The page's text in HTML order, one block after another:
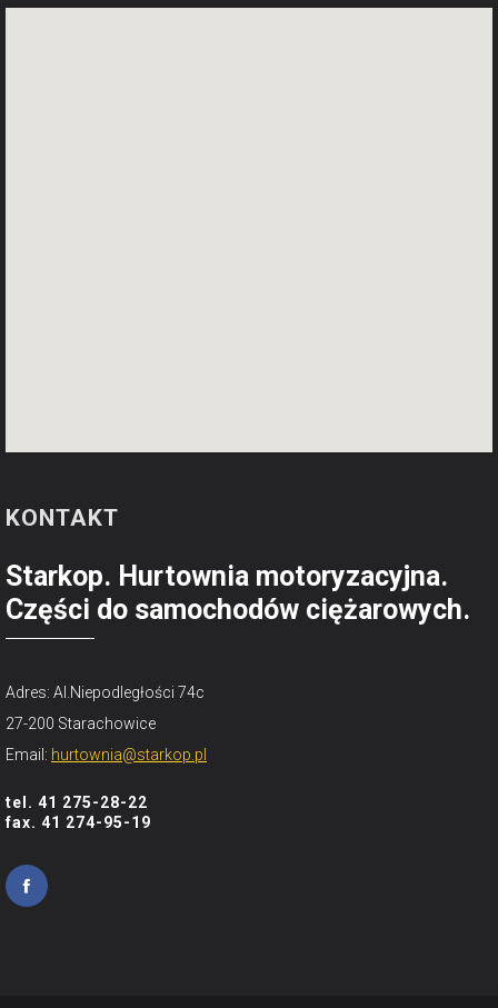
KONTAKT
Starkop. Hurtownia motoryzacyjna.
Części do samochodów ciężarowych.
Adres: Al.Niepodległości 74c
27-200 Starachowice
Email: hurtownia@starkop.pl
tel. 41 275-28-22
fax. 41 274-95-19